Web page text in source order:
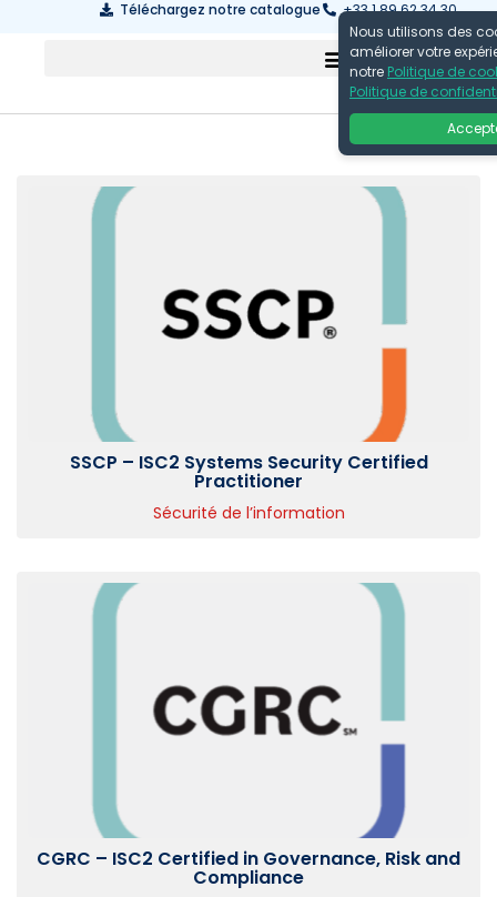
Téléchargez notre catalogue +33 1 89 62 34 30
SSCP – ISC2 Systems Security Certified
Practitioner
Sécurité de l’information
CGRC – ISC2 Certified in Governance, Risk and
Compliance
Nous utilisons des
améliorer votre
notre Politique de
Politique de